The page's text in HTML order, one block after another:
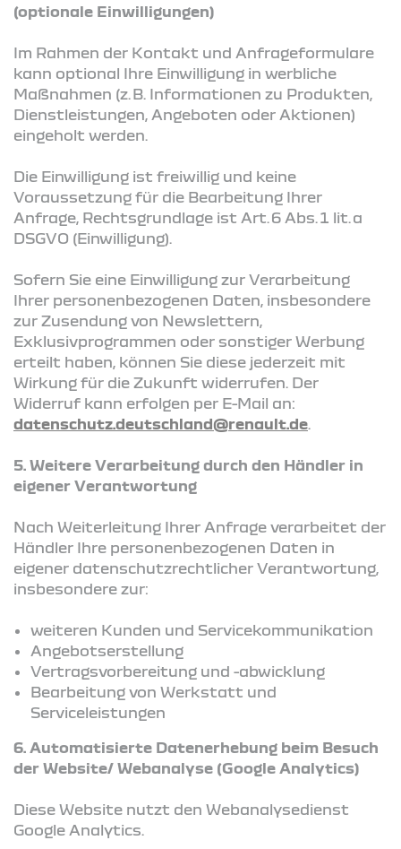
(optionale Einwilligungen)
Im Rahmen der Kontakt und Anfrageformulare
kann optional Ihre Einwilligung in werbliche
Maßnahmen (z. B. Informationen zu Produkten,
Dienstleistungen, Angeboten oder Aktionen)
eingeholt werden.
Die Einwilligung ist freiwillig und keine
Voraussetzung für die Bearbeitung Ihrer
Anfrage, Rechtsgrundlage ist Art. 6 Abs. 1 lit. a
DSGVO (Einwilligung).
Sofern Sie eine Einwilligung zur Verarbeitung
Ihrer personenbezogenen Daten, insbesondere
zur Zusendung von Newslettern,
Exklusivprogrammen oder sonstiger Werbung
erteilt haben, können Sie diese jederzeit mit
Wirkung für die Zukunft widerrufen. Der
Widerruf kann erfolgen per E-Mail an:
datenschutz.deutschland@renault.de
5. Weitere Verarbeitung durch den Händler in
eigener Verantwortung
Nach Weiterleitung Ihrer Anfrage verarbeitet der
Händler Ihre personenbezogenen Daten in
eigener datenschutzrechtlicher Verantwortung,
insbesondere zur:
weiteren Kunden und Servicekommunikation
Angebotserstellung
Vertragsvorbereitung und -abwicklung
Bearbeitung von Werkstatt und
Serviceleistungen
6. Automatisierte Datenerhebung beim Besuch
der Website/ Webanalyse (Google Analytics)
Diese Website nutzt den Webanalysedienst
Google Analytics.